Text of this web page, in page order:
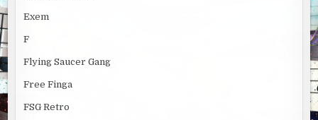
Exem
F
Flying Saucer Gang
Free Finga
FSG Retro